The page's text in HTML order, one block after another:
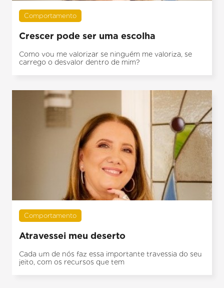
Comportamento
Crescer pode ser uma escolha
Como vou me valorizar se ninguém me valoriza, se
carrego o desvalor dentro de mim?
Comportamento
Atravessei meu deserto
Cada um de nós faz essa importante travessia do seu
jeito, com os recursos que tem